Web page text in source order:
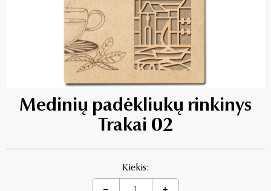
Medinių padėkliukų rinkinys
Trakai 02
Kiekis: